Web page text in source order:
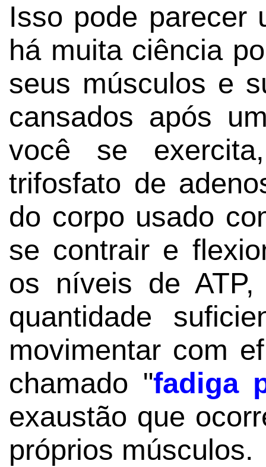
Isso pode parecer
há muita ciência
seus músculos e
cansados após
você se
trifosfato de
do corpo usado
se contrair e
os níveis de
quantidade
movimentar com
chamado "fadiga
exaustão que
próprios músculos.